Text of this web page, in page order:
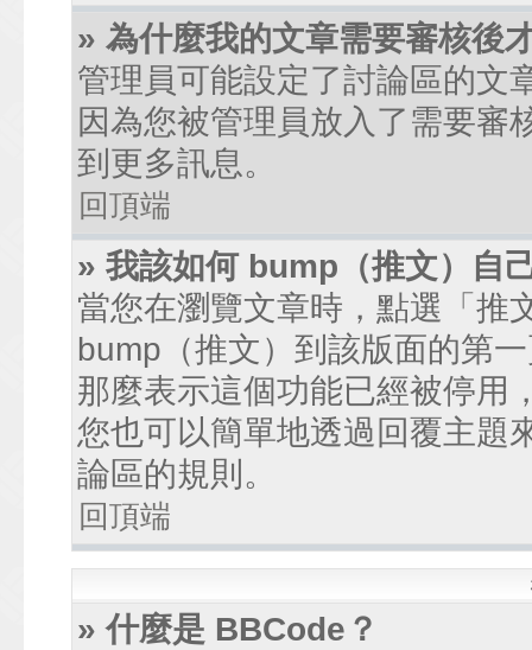
» 為什麼我的文章需要審核後
管理員可能設定了討論區的文
因為您被管理員放入了需要審
到更多訊息。
回頂端
» 我該如何 bump（推文）自
當您在瀏覽文章時，點選「推
bump（推文）到該版面的第
那麼表示這個功能已經被停用
您也可以簡單地透過回覆主題
論區的規則。
回頂端
» 什麼是 BBCode？